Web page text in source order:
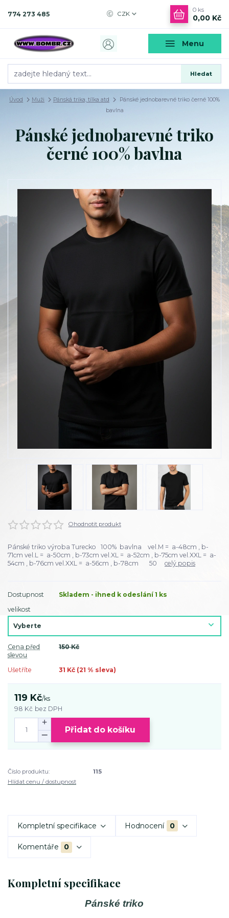
Menu
CZK
Hledat
774 273 485
0 ks
0,00 Kč
Úvod Muži Pánská trika, tílka atd
Pánské jednobarevné triko černé 100%
bavlna
Pánské jednobarevné triko
černé 100% bavlna
Ohodnotit produkt
Pánské triko výroba Turecko 100% bavlna vel.M = a-48cm , b-
71cm vel.L = a-50cm , b-73cm vel.XL = a-52cm , b-75cm vel.XXL = a-
54cm , b-76cm vel.XXL = a-56cm , b-78cm 50 celý popis
Dostupnost
Skladem - ihned k odeslání 1 ks
velikost
Cena před
slevou
150 Kč
Ušetříte 31 Kč (21 % sleva)
119 Kč/ks
98 Kč bez DPH
Přidat do košíku
Číslo produktu:
115
Hlídat cenu / dostupnost
Kompletní specifikace Hodnocení 0
Komentáře 0
Kompletní specifikace
Pánské triko